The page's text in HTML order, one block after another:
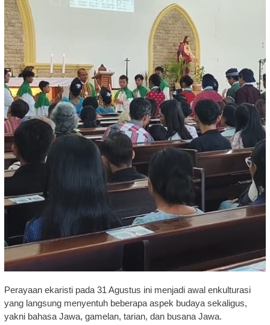
Perayaan ekaristi pada 31 Agustus ini menjadi awal enkulturasi
yang langsung menyentuh beberapa aspek budaya sekaligus,
yakni bahasa Jawa, gamelan, tarian, dan busana Jawa.